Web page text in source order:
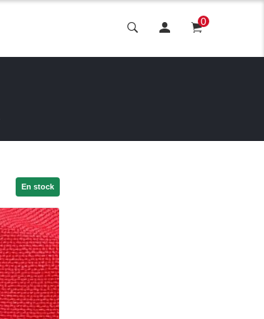
0
En stock